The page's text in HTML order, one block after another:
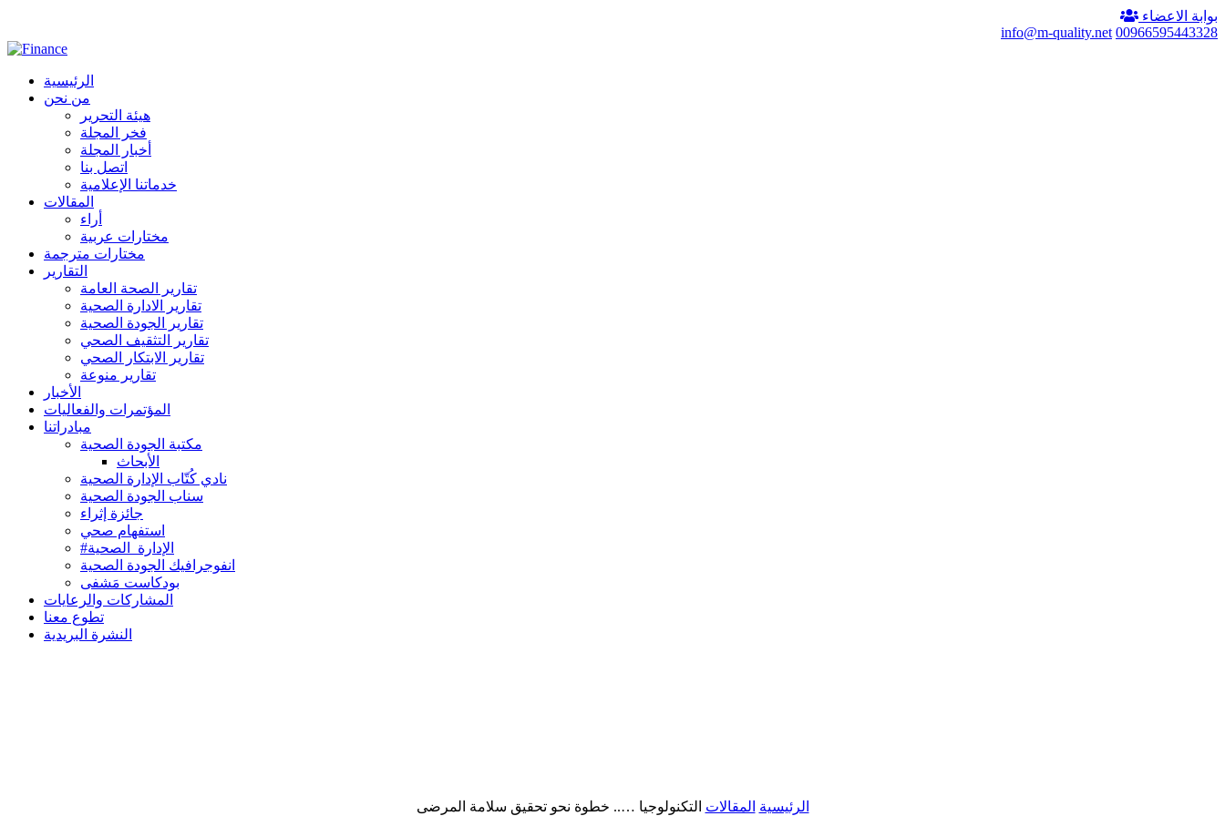
بوابة الاعضاء
00966595443328
info@m-quality.net
الرئيسية
من نحن
هيئة التحرير
فخر المجلة
أخبار المجلة
اتصل بنا
خدماتنا الإعلامية
المقالات
أراء
مختارات عربية
مختارات مترجمة
التقارير
تقارير الصحة العامة
تقارير الادارة الصحية
تقارير الجودة الصحية
تقارير التثقيف الصحي
تقارير الابتكار الصحي
تقارير منوعة
الأخبار
المؤتمرات والفعاليات
مبادراتنا
مكتبة الجودة الصحية
الأبحاث
نادي كُتّاب الإدارة الصحية
سناب الجودة الصحية
جائزة إثراء
استفهام صحي
#الإدارة_الصحية
انفوجرافيك الجودة الصحية
بودكاست مَشفى
المشاركات والرعايات
تطوع معنا
النشرة البريدية
الرئيسية المقالات التكنولوجيا ….. خطوة نحو تحقيق سلامة المرضى